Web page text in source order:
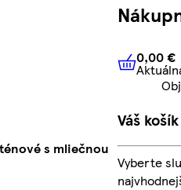
s mliečnou
0,00 €
0,00 €
Váš košík
Vyberte